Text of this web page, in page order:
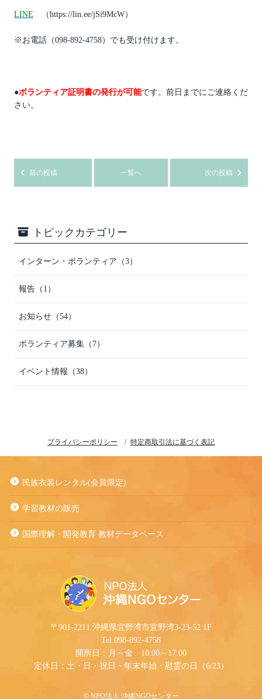
LINE （https://lin.ee/jSi9McW）
※お電話（098-892-4758）でも受け付けます。
●ボランティア証明書の発行が可能です。前日までにご連絡くだ
さい。
前の投稿 一覧へ 次の投稿
トピックカテゴリー
インターン・ボランティア（3）
報告（1）
お知らせ（54）
ボランティア募集（7）
イベント情報（38）
プライバシーポリシー 特定商取引法に基づく表記
民族衣装レンタル(会員限定)
学習教材の販売
国際理解・開発教育 教材データベース
〒901-2211 沖縄県宜野湾市宜野湾3-23-52 1F
Tel.098-892-4758
開所日：月～金 10:00～17:00
定休日：土・日・祝日・年末年始・慰霊の日（6/23）
©︎ NPO法人 沖縄NGOセンター